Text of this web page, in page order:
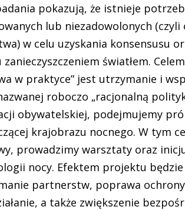
pokazują, że istnieje
lub niezadowolonych (czyli
w celu uzyskania konsensusu
światłem.
w praktyce” jest utrzymanie i
roboczo „racjonalną
obywatelskiej, podejmujemy
krajobrazu nocnego. W tym
prowadzimy warsztaty oraz
nocy. Efektem projektu
partnerstw, poprawa
a także zwiększenie